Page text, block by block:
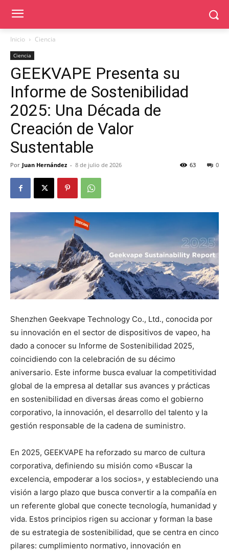
Inicio Ciencia
Ciencia
GEEKVAPE Presenta su
Informe de Sostenibilidad
2025: Una Década de
Creación de Valor
Sustentable
Por Juan Hernández - 8 de julio de 2026 0
63
Shenzhen Geekvape Technology Co., Ltd., conocida por
su innovación en el sector de dispositivos de vapeo, ha
dado a conocer su Informe de Sostenibilidad 2025,
coincidiendo con la celebración de su décimo
aniversario. Este informe busca evaluar la competitividad
global de la empresa al detallar sus avances y prácticas
en sostenibilidad en diversas áreas como el gobierno
corporativo, la innovación, el desarrollo del talento y la
gestión responsable de la cadena de suministro.
En 2025, GEEKVAPE ha reforzado su marco de cultura
corporativa, definiendo su misión como «Buscar la
excelencia, empoderar a los socios», y estableciendo una
visión a largo plazo que busca convertir a la compañía en
un referente global que conecte tecnología, humanidad y
vida. Estos principios rigen su accionar y forman la base
de su estrategia de sostenibilidad, que se centra en cinco
pilares: cumplimiento normativo, innovación en